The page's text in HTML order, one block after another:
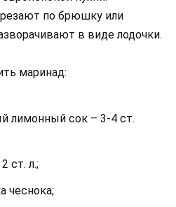
по брюшку или
в виде лодочки.
маринад:
лимонный сок – 3-4 ст.
ст. л.;
чеснока;